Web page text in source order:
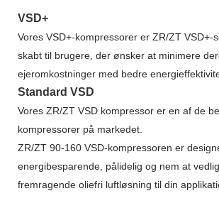
VSD+
Vores VSD+-kompressorer er ZR/ZT VSD+-
skabt til brugere, der ønsker at minimere
ejeromkostninger med bedre
Standard VSD
Vores ZR/ZT VSD kompressor er en af ​​de
kompressorer på markedet.
ZR/ZT 90-160 VSD-kompressoren er
energibesparende, pålidelig og nem at
fremragende oliefri luftløsning til din